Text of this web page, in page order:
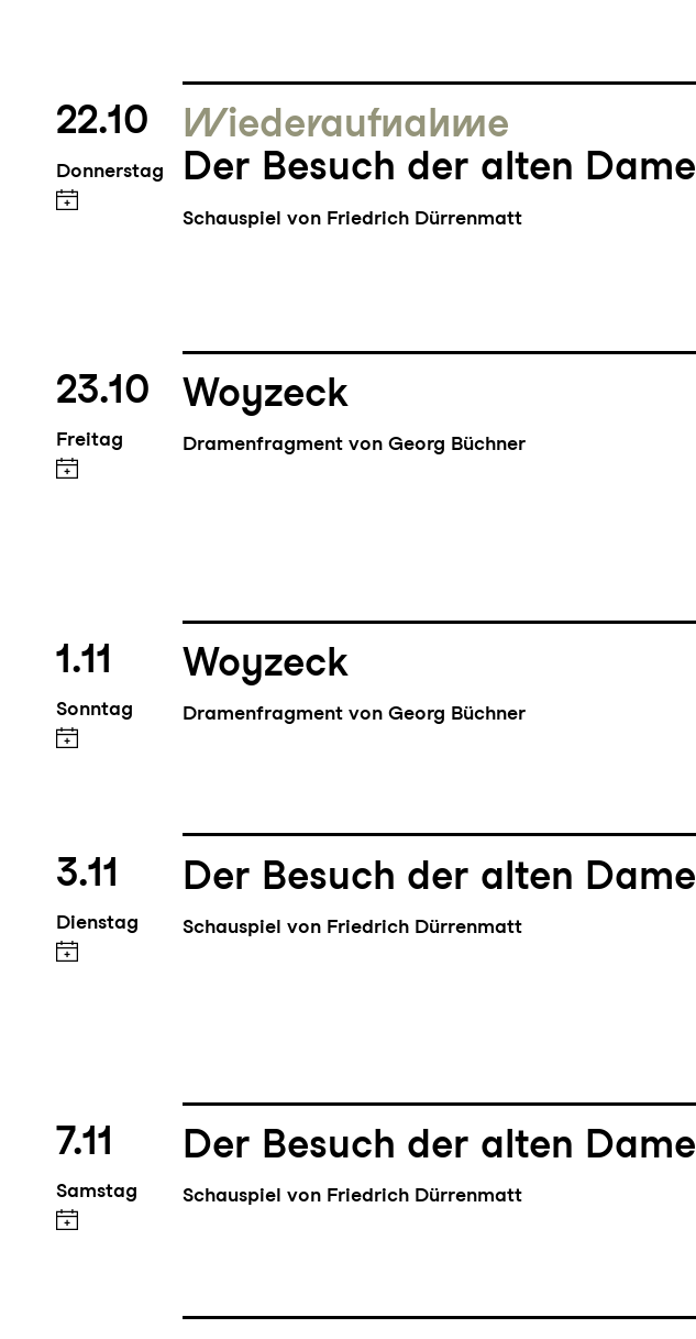
22.10
Donnerstag
Wieder­aufnahme
Der Besuch der alten Dame
Schauspiel von Friedrich Dürrenmatt
23.10
Freitag
Woyzeck
Dramenfragment von Georg Büchner
1.11
Sonntag
Woyzeck
Dramenfragment von Georg Büchner
3.11
Dienstag
Der Besuch der alten Dame
Schauspiel von Friedrich Dürrenmatt
7.11
Samstag
Der Besuch der alten Dame
Schauspiel von Friedrich Dürrenmatt